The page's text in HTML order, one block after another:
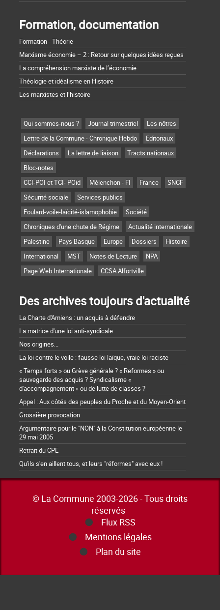
Formation, documentation
Formation - Théorie
Marxisme économie – 2 : Retour sur quelques idées reçues
La compréhension marxiste de l’économie
Théologie et idéalisme en Histoire
Les marxistes et l’histoire
Qui sommes-nous ? Journal trimestriel
Les nôtres
Lettre de la Commune - Chronique Hebdo
Editoriaux
Déclarations
La lettre de liaison
Tracts nationaux
Bloc-notes
CCI-POI et TCI- POid
Mélenchon - FI France
SNCF
Sécurité sociale
Services publics
Foulard-voile-laïcité-islamophobie
Société
Chroniques d'une chute de Régime
Actualité internationale
Palestine
Pays Basque Europe Dossiers
Histoire
International
MST Notes de Lecture
NPA
Page Web Internationale
CCSA Alfortville
Des archives toujours d'actualité
La Charte d'Amiens : un acquis à défendre
La matrice d'une loi anti-syndicale
Nos origines...
La loi contre le voile : fausse loi laïque, vraie loi raciste
« Temps forts » ou Grève générale ? « Reformes » ou
sauvegarde des acquis ? Syndicalisme «
d'accompagnement » ou de lutte de classes ?
Appel : Aux côtés des peuples du Proche et du Moyen-Orient
Grossière provocation
Argumentaire pour le "NON" à la Constitution européenne le
29 mai 2005
Retrait du CPE
Qu'ils s'en aillent tous, et leurs "réformes" avec eux !
© La Commune 2003-2026 - Tous droits
réservés
Flux RSS
Mentions légales
Plan du site